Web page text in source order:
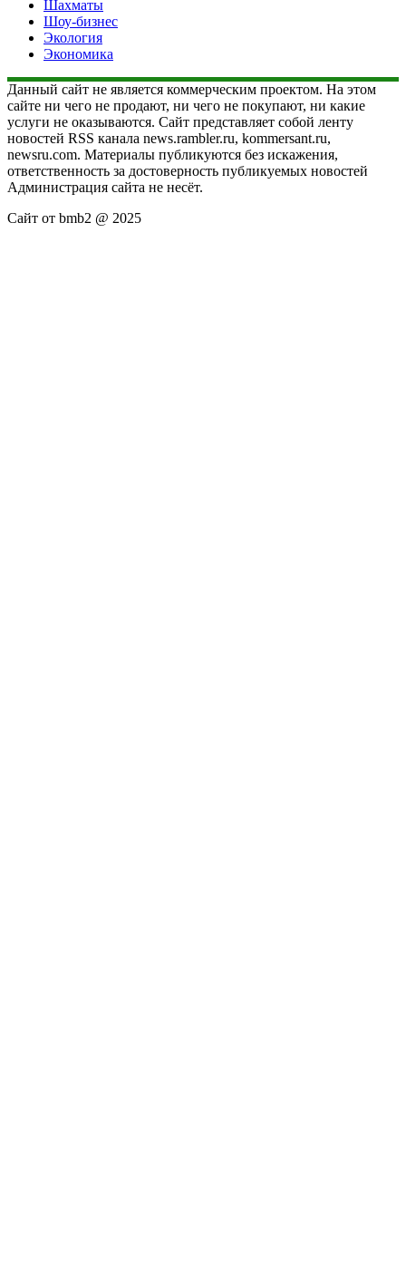
Шахматы
Шоу-бизнес
Экология
Экономика
Данный сайт не является коммерческим проектом. На этом
сайте ни чего не продают, ни чего не покупают, ни какие
услуги не оказываются. Сайт представляет собой ленту
новостей RSS канала news.rambler.ru, kommersant.ru,
newsru.com. Материалы публикуются без искажения,
ответственность за достоверность публикуемых новостей
Администрация сайта не несёт.
Сайт от bmb2 @ 2025